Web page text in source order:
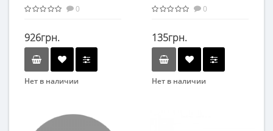
0
926грн.
Нет в наличии
0
135грн.
Нет в наличии